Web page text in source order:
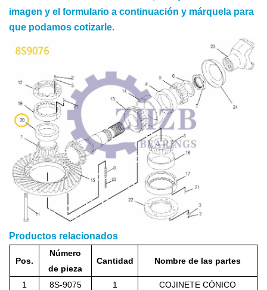
imagen y el formulario a continuación y márquela para
que podamos cotizarle.
Productos relacionados
Pos.
Número
de pieza
Cantidad Nombre de las partes
1 8S-9075 1
COJINETE CÓNICO